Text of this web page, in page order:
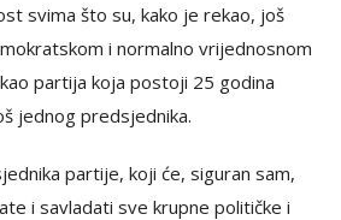
svima što su, kako je rekao, još
i normalno vrijednosnom
partija koja postoji 25 godina
jednog predsjednika.
partije, koji će, siguran sam,
i savladati sve krupne političke i